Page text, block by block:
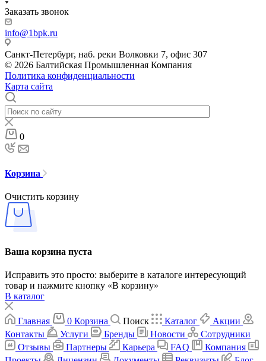
Заказать звонок
info@1bpk.ru
Санкт-Петербург, наб. реки Волковки 7, офис 307
© 2026 Балтийская Промышленная Компания
Политика конфиденциальности
Карта сайта
0
Корзина
Очистить корзину
Ваша корзина пуста
Исправить это просто: выберите в каталоге интересующий
товар и нажмите кнопку «В корзину»
В каталог
Главная 0 Корзина Поиск Каталог
Акции
Контакты
Услуги Бренды Новости
Сотрудники
Отзывы
Партнеры Карьера FAQ
Компания